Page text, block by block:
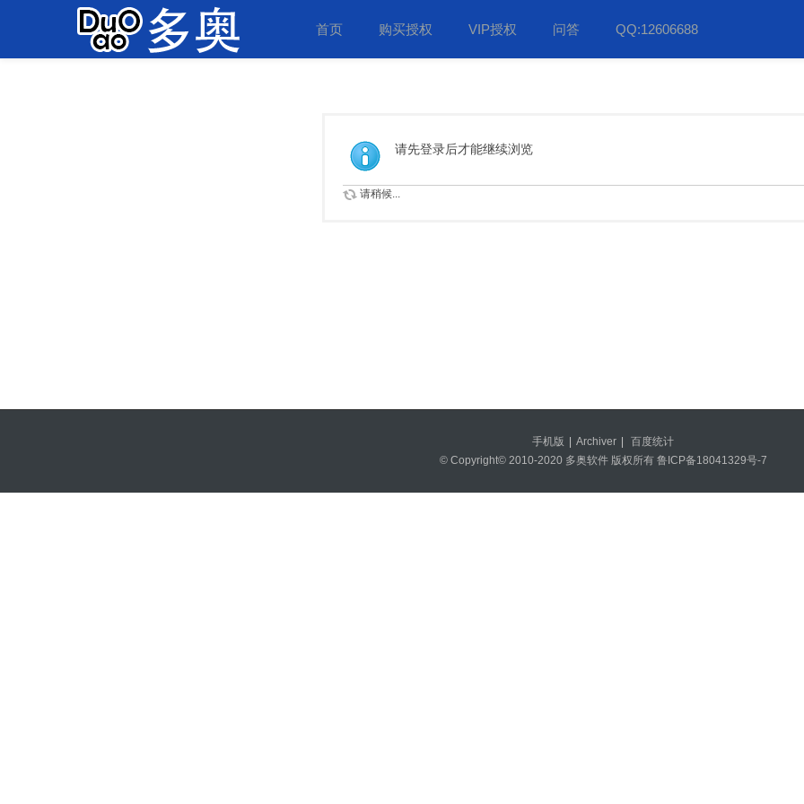
首页 购买授权 VIP授权 问答 QQ:12606688
请先登录后才能继续浏览
请稍候...
手机版 Archiver
百度统计
© Copyright© 2010-2020 多奥软件 版权所有 鲁ICP备18041329号-7